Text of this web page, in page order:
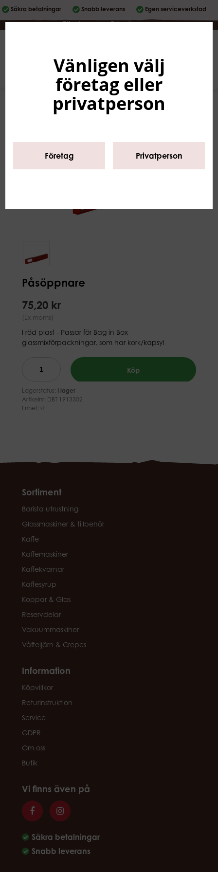
Säkra betalningar Snabb leverans Egen serviceverkstad
Företag | Privatperson
0
Påsöppnare
75,20 kr
(Ex moms)
I röd plast - Passar för Bag in Box
glassmixförpackningar, som har kork/kapsyl
Köp
Lagerstatus: I lager
Artikelnr: DBT 1913302
Enhet: st
Sortiment
Barista utrustning
Glassmaskiner & tillbehör
Kaffe
Kaffemaskiner
Kaffekvarnar
Kaffesyrup
Koppar & Glas
Reservdelar
Vakuummaskiner
Våffeljärn & Crepes
Information
Köpvillkor
Returinstruktion
Service
GDPR
Om oss
Butik
Vi finns även på
Säkra betalningar
Snabb leverans
Vänligen välj
företag eller
privatperson
Företag Privatperson